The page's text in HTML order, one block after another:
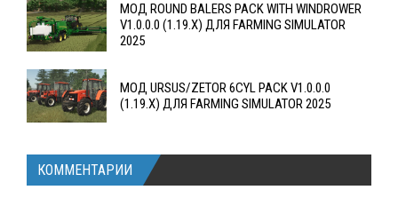
МОД ROUND BALERS PACK WITH WINDROWER
V1.0.0.0 (1.19.X) ДЛЯ FARMING SIMULATOR
2025
МОД URSUS/ZETOR 6CYL PACK V1.0.0.0
(1.19.X) ДЛЯ FARMING SIMULATOR 2025
КОММЕНТАРИИ